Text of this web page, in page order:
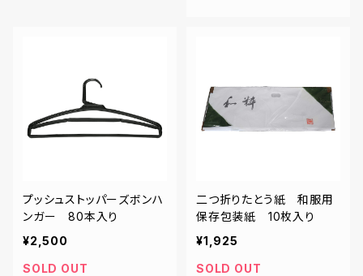
プッシュストッパーズボンハ
ンガー 80本入り
¥2,500
SOLD OUT
二つ折りたとう紙 和服用
保存包装紙 10枚入り
¥1,925
SOLD OUT